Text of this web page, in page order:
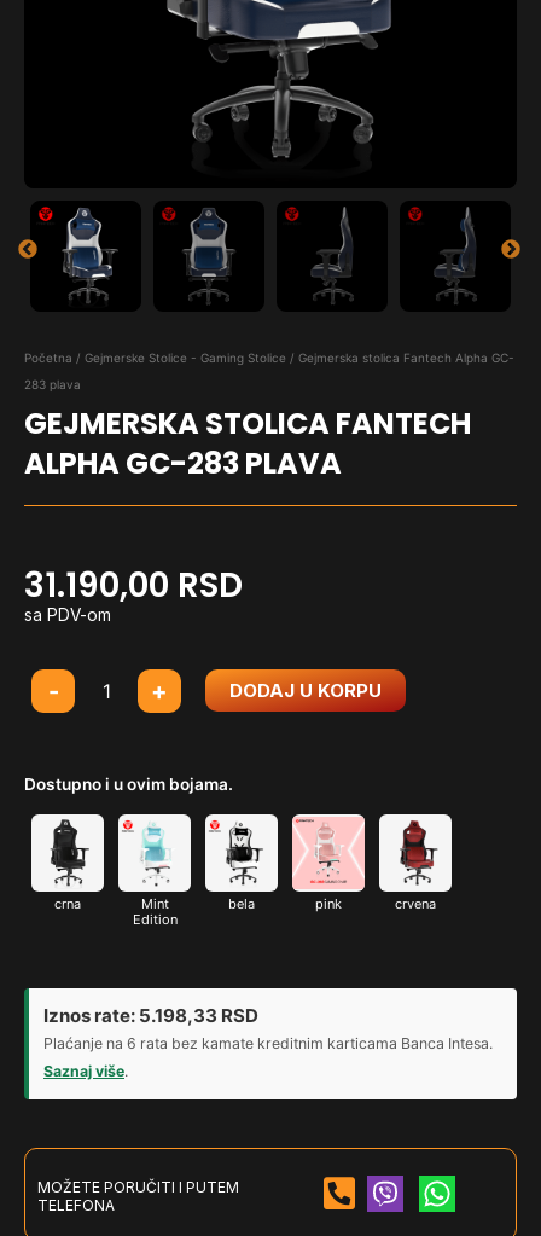
Početna / Gejmerske Stolice - Gaming Stolice / Gejmerska stolica Fantech Alpha GC-
283 plava
GEJMERSKA STOLICA FANTECH
ALPHA GC-283 PLAVA
31.190,00 RSD
sa PDV-om
-
Gejmerska
stolica
GC-
283
plava
količina
+ DODAJ U KORPU
Dostupno i u ovim bojama.
crna
Mint
Edition
bela pink crvena
Iznos rate: 5.198,33 RSD
Plaćanje na 6 rata bez kamate kreditnim karticama Banca Intesa.
Saznaj više.
MOŽETE PORUČITI I PUTEM
TELEFONA